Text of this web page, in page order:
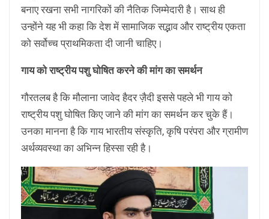
बनाए रखना सभी नागरिकों की नैतिक जिम्मेदारी है। साथ ही
उन्होंने यह भी कहा कि देश में सामाजिक सद्भाव और राष्ट्रीय एकता
को सर्वोच्च प्राथमिकता दी जानी चाहिए।
गाय को राष्ट्रीय पशु घोषित करने की मांग का समर्थन
गौरतलब है कि मौलाना जावेद हैदर ज़ैदी इससे पहले भी गाय को
राष्ट्रीय पशु घोषित किए जाने की मांग का समर्थन कर चुके हैं।
उनका मानना है कि गाय भारतीय संस्कृति, कृषि परंपरा और ग्रामीण
अर्थव्यवस्था का अभिन्न हिस्सा रही है।